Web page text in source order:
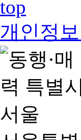
개인정